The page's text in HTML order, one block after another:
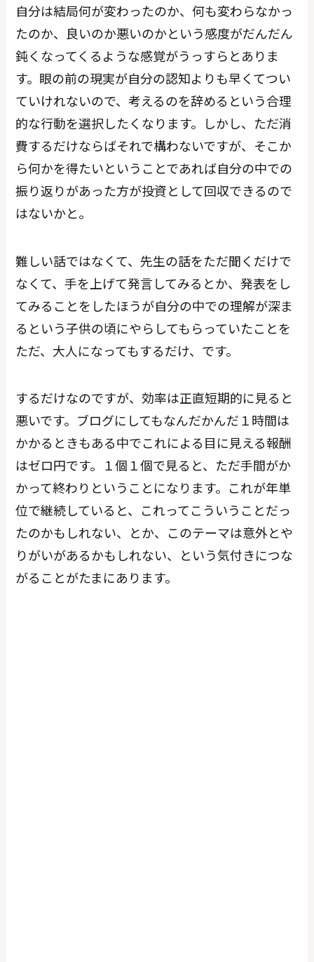
自分は結局何が変わったのか、何も変わらなかっ
たのか、良いのか悪いのかという感度がだんだん
鈍くなってくるような感覚がうっすらとありま
す。眼の前の現実が自分の認知よりも早くてつい
ていけれないので、考えるのを辞めるという合理
的な行動を選択したくなります。しかし、ただ消
費するだけならばそれで構わないですが、そこか
ら何かを得たいということであれば自分の中での
振り返りがあった方が投資として回収できるので
はないかと。
難しい話ではなくて、先生の話をただ聞くだけで
なくて、手を上げて発言してみるとか、発表をし
てみることをしたほうが自分の中での理解が深ま
るという子供の頃にやらしてもらっていたことを
ただ、大人になってもするだけ、です。
するだけなのですが、効率は正直短期的に見ると
悪いです。ブログにしてもなんだかんだ１時間は
かかるときもある中でこれによる目に見える報酬
はゼロ円です。１個１個で見ると、ただ手間がか
かって終わりということになります。これが年単
位で継続していると、これってこういうことだっ
たのかもしれない、とか、このテーマは意外とや
りがいがあるかもしれない、という気付きにつな
がることがたまにあります。